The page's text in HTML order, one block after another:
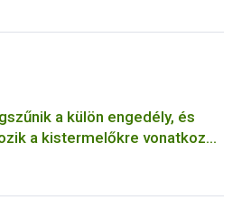
a külön engedély, és
a kistermelőkre vonatkozó